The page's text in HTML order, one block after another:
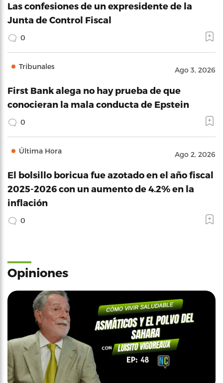
Las confesiones de un expresidente de la
Junta de Control Fiscal
0
Tribunales Ago 3, 2026
First Bank alega no hay prueba de que
conocieran la mala conducta de Epstein
0
Última Hora Ago 2, 2026
El bolsillo boricua fue azotado en el año fiscal
2025-2026 con un aumento de 4.2% en la
inflación
0
Opiniones